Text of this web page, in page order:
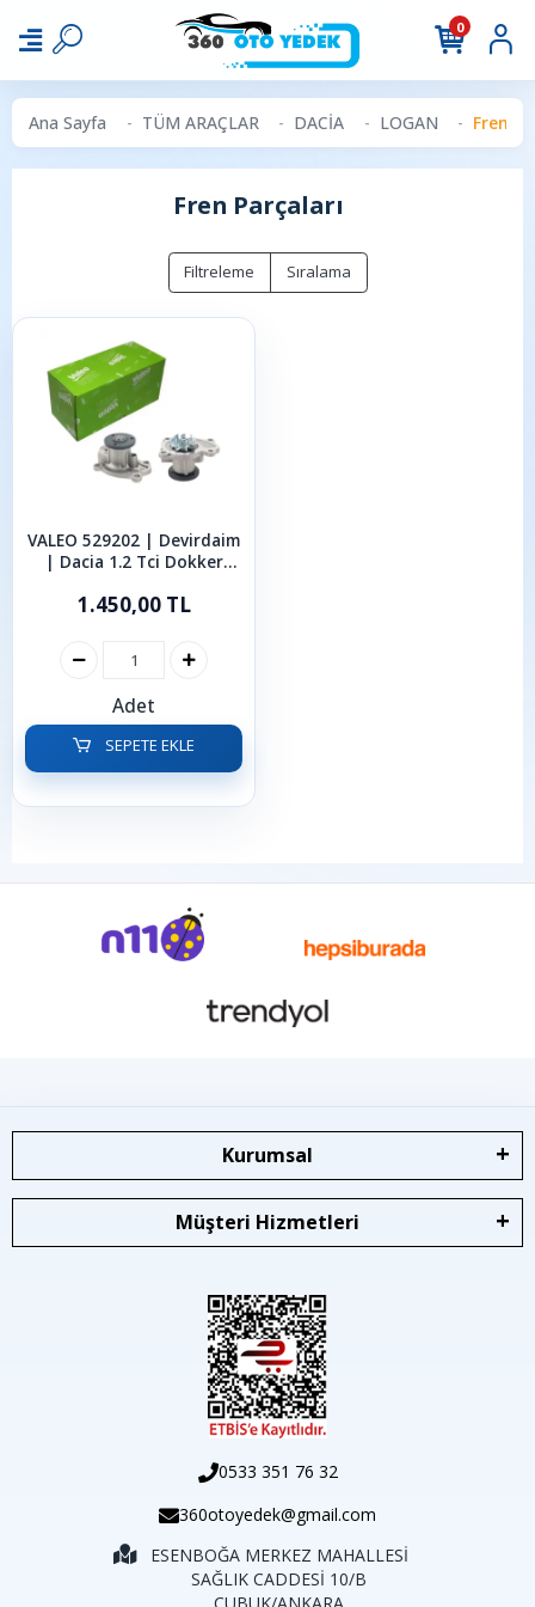
0
Ana Sayfa TÜM ARAÇLAR DACİA LOGAN Fren
Fren Parçaları
Filtreleme Sıralama
VALEO 529202 | Devirdaim
| Dacia 1.2 Tci Dokker
Sandero 2012 - 2024
1.450,00 TL
Adet
SEPETE EKLE
Kurumsal
Müşteri Hizmetleri
0533 351 76 32
360otoyedek@gmail.com
ESENBOĞA MERKEZ MAHALLESİ
SAĞLIK CADDESİ 10/B